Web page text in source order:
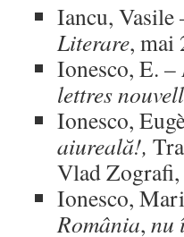
Iancu,
Literare, mai
Ionesco, E. –
lettres
Ionesco,
aiureală!,
Vlad Zografi,
Ionesco,
România, nu